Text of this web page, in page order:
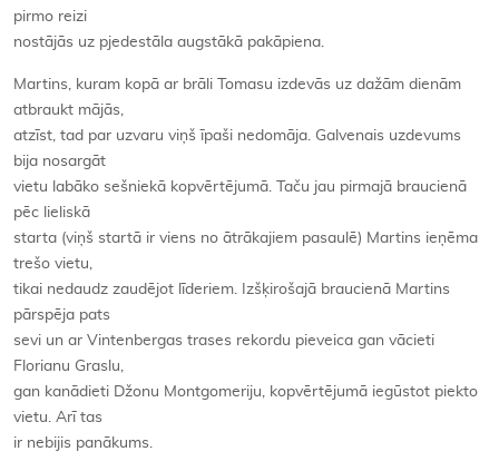
pirmo reizi
nostājās uz pjedestāla augstākā pakāpiena.
Martins, kuram kopā ar brāli Tomasu izdevās uz dažām dienām
atbraukt mājās,
atzīst, tad par uzvaru viņš īpaši nedomāja. Galvenais uzdevums
bija nosargāt
vietu labāko sešniekā kopvērtējumā. Taču jau pirmajā braucienā
pēc lieliskā
starta (viņš startā ir viens no ātrākajiem pasaulē) Martins ieņēma
trešo vietu,
tikai nedaudz zaudējot līderiem. Izšķirošajā braucienā Martins
pārspēja pats
sevi un ar Vintenbergas trases rekordu pieveica gan vācieti
Florianu Graslu,
gan kanādieti Džonu Montgomeriju, kopvērtējumā iegūstot piekto
vietu. Arī tas
ir nebijis panākums.